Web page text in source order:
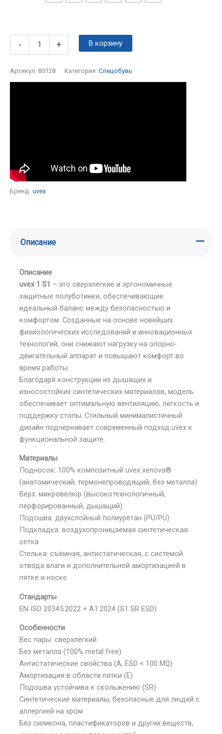
- + В корзину
Артикул: 85128 Категория: Спецобувь
Бренд: uvex
Описание
Описание
uvex 1 S1 – это сверхлёгкие и эргономичные
защитные полуботинки, обеспечивающие
идеальный баланс между безопасностью и
комфортом. Созданные на основе новейших
физиологических исследований и инновационных
технологий, они снижают нагрузку на опорно-
двигательный аппарат и повышают комфорт во
время работы.
Благодаря конструкции из дышащих и
износостойких синтетических материалов, модель
обеспечивает оптимальную вентиляцию, лёгкость и
поддержку стопы. Стильный минималистичный
дизайн подчёркивает современный подход uvex к
функциональной защите.
Материалы
Подносок: 100% композитный uvex xenova®
(анатомический, термонепроводящий, без металла)
Верх: микровелюр (высокотехнологичный,
перфорированный, дышащий)
Подошва: двухслойный полиуретан (PU/PU)
Подкладка: воздухопроницаемая синтетическая
сетка
Стелька: съёмная, антистатическая, с системой
отвода влаги и дополнительной амортизацией в
пятке и носке
Стандарты
EN ISO 20345:2022 + A1:2024 (S1 SR ESD)
Особенности
Вес пары: сверхлёгкий
Без металла (100% metal free)
Антистатические свойства (A, ESD < 100 MΩ)
Амортизация в области пятки (E)
Подошва устойчива к скольжению (SR)
Синтетические материалы, безопасные для людей с
аллергией на хром
Без силикона, пластификаторов и других веществ,